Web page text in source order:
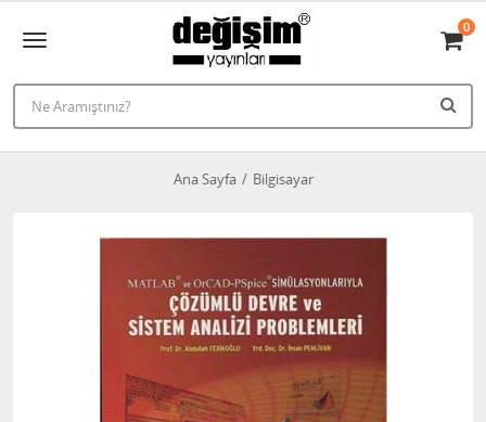
0
Ana Sayfa Bilgisayar